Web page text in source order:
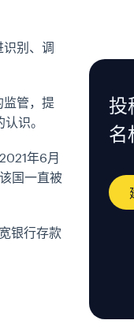
别、调
监管，提
识。
年6月
国一直被
银行存款
投
名